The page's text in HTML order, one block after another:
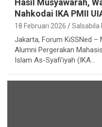
Hasil Musyawarah,
Nahkodai IKA PMII
18 Februari 2026 Salsabila
Jakarta, Forum KiSSNed –
Alumni Pergerakan
Islam As-Syafi’iyah (IKA…